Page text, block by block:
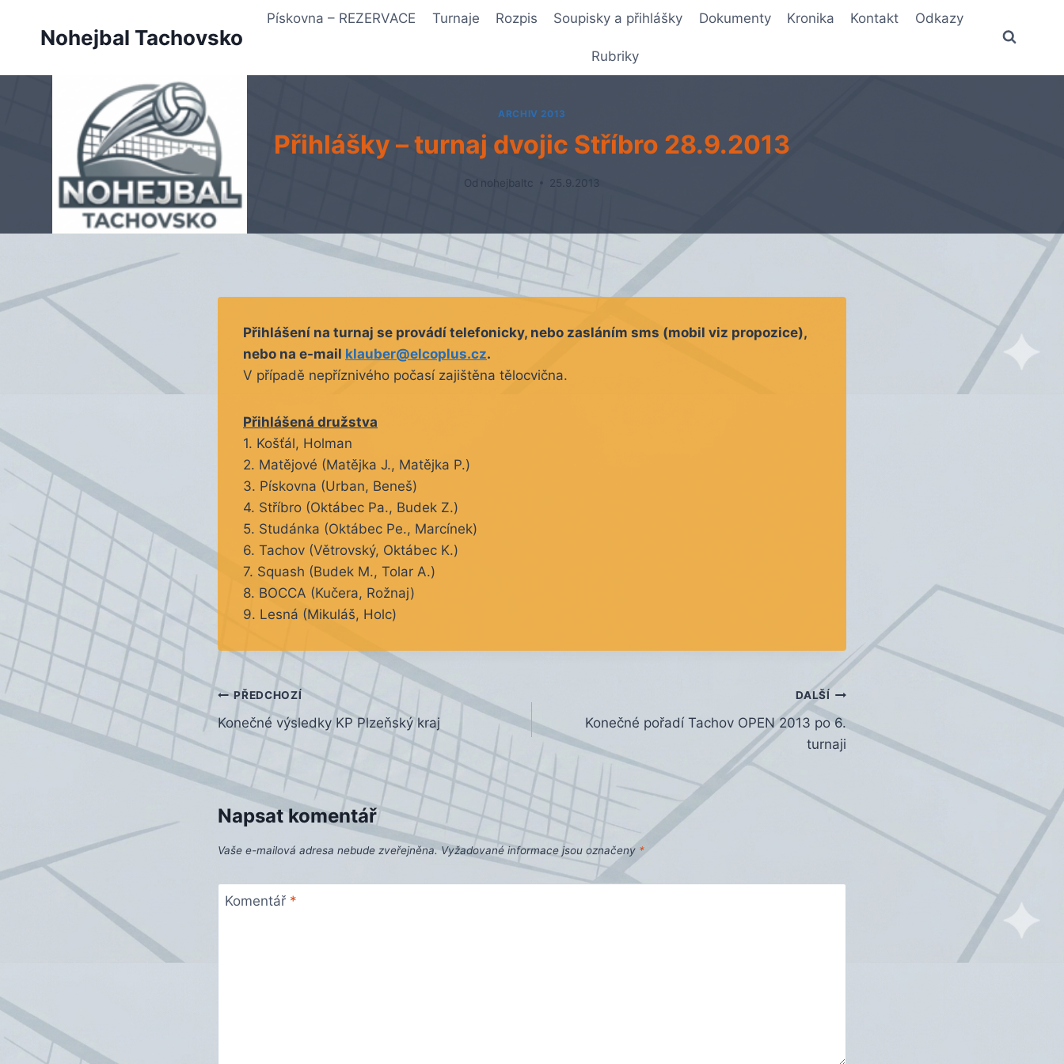
Nohejbal Tachovsko
Pískovna – REZERVACE Turnaje Rozpis Soupisky a přihlášky Dokumenty Kronika Kontakt Odkazy
Rubriky
ARCHIV 2013
Přihlášky – turnaj dvojic Stříbro 28.9.2013
Od nohejbaltc 25.9.2013
Přihlášení na turnaj se provádí telefonicky, nebo zasláním sms (mobil viz propozice),
nebo na e-mail klauber@elcoplus.cz.
V případě nepříznivého počasí zajištěna tělocvična.
Přihlášená družstva
1. Košťál, Holman
2. Matějové (Matějka J., Matějka P.)
3. Pískovna (Urban, Beneš)
4. Stříbro (Oktábec Pa., Budek Z.)
5. Studánka (Oktábec Pe., Marcínek)
6. Tachov (Větrovský, Oktábec K.)
7. Squash (Budek M., Tolar A.)
8. BOCCA (Kučera, Rožnaj)
9. Lesná (Mikuláš, Holc)
Navigace
pro
příspěvek
PŘEDCHOZÍ
Konečné výsledky KP Plzeňský kraj
DALŠÍ
Konečné pořadí Tachov OPEN 2013 po 6.
turnaji
Napsat komentář
Vaše e-mailová adresa nebude zveřejněna. Vyžadované informace jsou označeny *
Komentář *